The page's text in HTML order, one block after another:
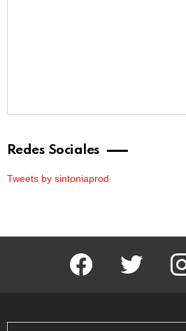
Redes Sociales
Tweets by sintoniaprod
facebook twitter